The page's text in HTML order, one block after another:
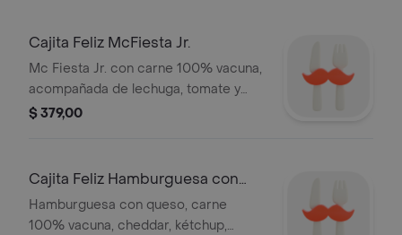
Cajita Feliz McFiesta Jr.
Mc Fiesta Jr. con carne 100% vacuna,
acompañada de lechuga, tomate y
cebolla. La Cajita Feliz ahora más
$ 379,00
Cajita Feliz Hamburguesa con
queso
Hamburguesa con queso, carne
100% vacuna, cheddar, kétchup,